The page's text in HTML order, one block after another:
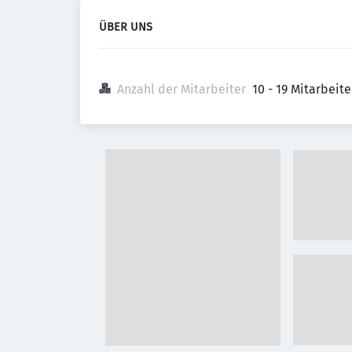
ÜBER UNS
Anzahl der Mitarbeiter 10 - 19